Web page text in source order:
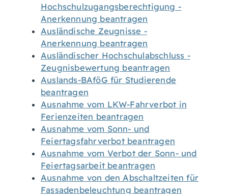
Hochschulzugangsberechtigung -
Anerkennung beantragen
Ausländische Zeugnisse -
Anerkennung beantragen
Ausländischer Hochschulabschluss -
Zeugnisbewertung beantragen
Auslands-BAföG für Studierende
beantragen
Ausnahme vom LKW-Fahrverbot in
Ferienzeiten beantragen
Ausnahme vom Sonn- und
Feiertagsfahrverbot beantragen
Ausnahme vom Verbot der Sonn- und
Feiertagsarbeit beantragen
Ausnahme von den Abschaltzeiten für
Fassadenbeleuchtung beantragen